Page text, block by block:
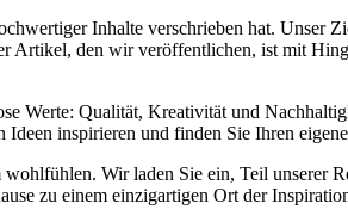
Inhalte verschrieben hat. Unser
den wir veröffentlichen, ist mit
Werte: Qualität, Kreativität und
inspirieren und finden Sie Ihren
Wir laden Sie ein, Teil unserer
zu einem einzigartigen Ort der